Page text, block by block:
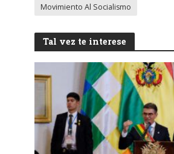
Movimiento Al Socialismo
Tal vez te interese